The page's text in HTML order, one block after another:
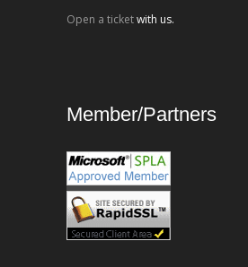
Open a ticketwith us.
Member/Partners